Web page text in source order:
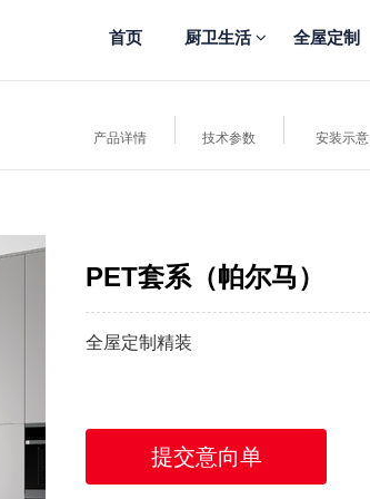
首页 厨卫生活 全屋定制
产品详情 技术参数 安装示意
PET套系（帕尔马）
全屋定制精装
提交意向单